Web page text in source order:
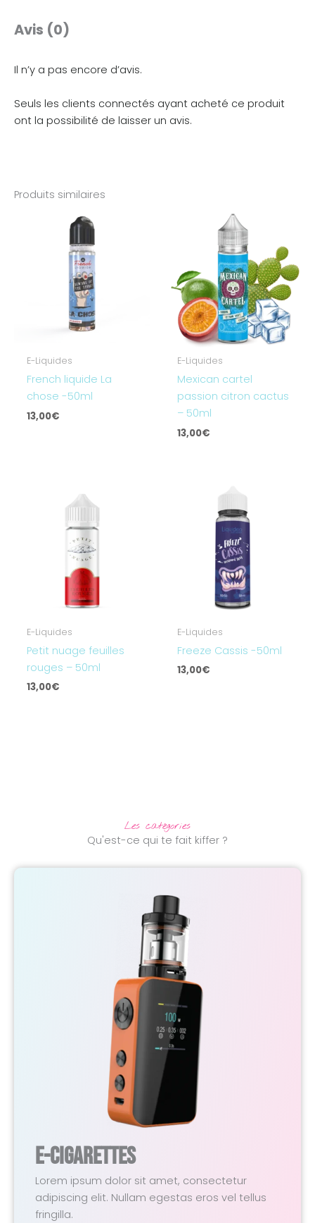
Avis (0)
Il n’y a pas encore d’avis.
Seuls les clients connectés ayant acheté ce produit
ont la possibilité de laisser un avis.
Produits similaires
E-Liquides
French liquide La
chose -50ml
13,00€
E-Liquides
Mexican cartel
passion citron cactus
– 50ml
13,00€
E-Liquides
Petit nuage feuilles
rouges – 50ml
13,00€
E-Liquides
Freeze Cassis -50ml
13,00€
Les catégories
Qu'est-ce qui te fait kiffer ?
E-Cigarettes
Lorem ipsum dolor sit amet, consectetur
adipiscing elit. Nullam egestas eros vel tellus
fringilla.